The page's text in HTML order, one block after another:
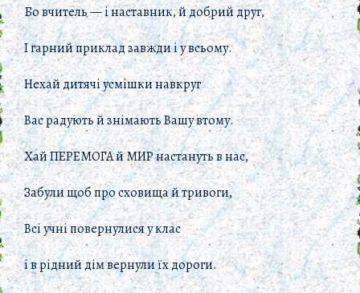
Бо вчитель — і наставник, й добрий друг,
І гарний приклад завжди і у всьому.
Нехай дитячі усмішки навкруг
Вас радують й знімають Вашу втому.
Хай ПЕРЕМОГА й МИР настануть в нас,
Забули щоб про сховища й тривоги,
Всі учні повернулися у клас
і в рідний дім вернули їх дороги.